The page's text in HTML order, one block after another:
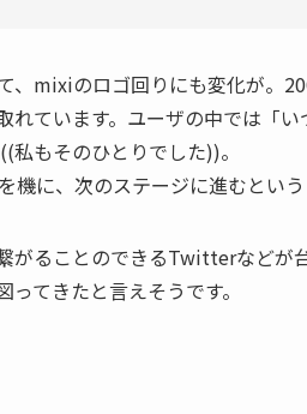
、mixiのロゴ回りにも変化が。
れています。ユーザの中では「
もそのひとりでした))。
に、次のステージに進むとい
がることのできるTwitterなどが
てきたと言えそうです。